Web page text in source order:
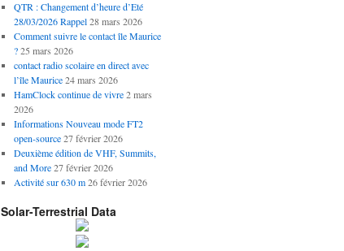
QTR : Changement d’heure d’Eté
28/03/2026 Rappel 28 mars 2026
Comment suivre le contact île Maurice
? 25 mars 2026
contact radio scolaire en direct avec
l’île Maurice 24 mars 2026
HamClock continue de vivre 2 mars
2026
Informations Nouveau mode FT2
open-source 27 février 2026
Deuxième édition de VHF, Summits,
and More 27 février 2026
Activité sur 630 m 26 février 2026
Solar-Terrestrial Data